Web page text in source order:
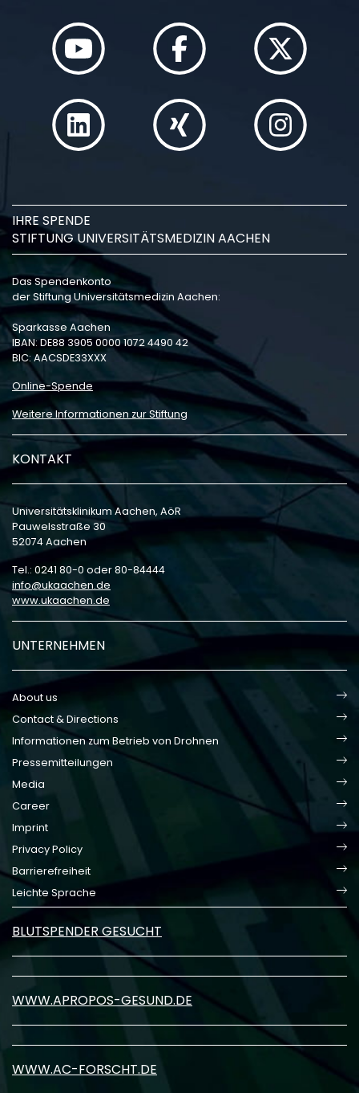
IHRE SPENDE
STIFTUNG UNIVERSITÄTSMEDIZIN AACHEN
Das Spendenkonto
der Stiftung Universitätsmedizin Aachen:
Sparkasse Aachen
IBAN: DE88 3905 0000 1072 4490 42
BIC: AACSDE33XXX
Online-Spende
Weitere Informationen zur Stiftung
KONTAKT
Universitätsklinikum Aachen, AöR
Pauwelsstraße 30
52074 Aachen
Tel.: 0241 80-0 oder 80-84444
info
ukaachen de
www.ukaachen.de
UNTERNEHMEN
About us
Contact & Directions
Informationen zum Betrieb von Drohnen
Pressemitteilungen
Media
Career
Imprint
Privacy Policy
Barrierefreiheit
Leichte Sprache
BLUTSPENDER GESUCHT
WWW.APROPOS-GESUND.DE
WWW.AC-FORSCHT.DE